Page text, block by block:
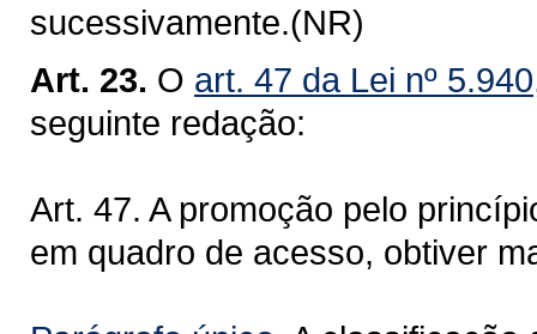
sucessivamente.(NR)
Art. 23. O art. 47 da Lei nº
seguinte redação:
Art. 47. A promoção pelo
em quadro de acesso, obtiver